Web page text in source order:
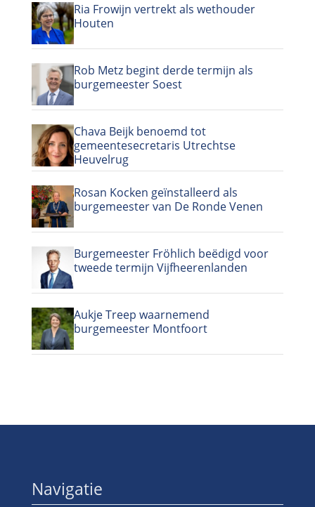
Ria Frowijn vertrekt als wethouder
Houten
Rob Metz begint derde termijn als
burgemeester Soest
Chava Beijk benoemd tot
gemeentesecretaris Utrechtse
Heuvelrug
Rosan Kocken geïnstalleerd als
burgemeester van De Ronde Venen
Burgemeester Fröhlich beëdigd voor
tweede termijn Vijfheerenlanden
Aukje Treep waarnemend
burgemeester Montfoort
Navigatie